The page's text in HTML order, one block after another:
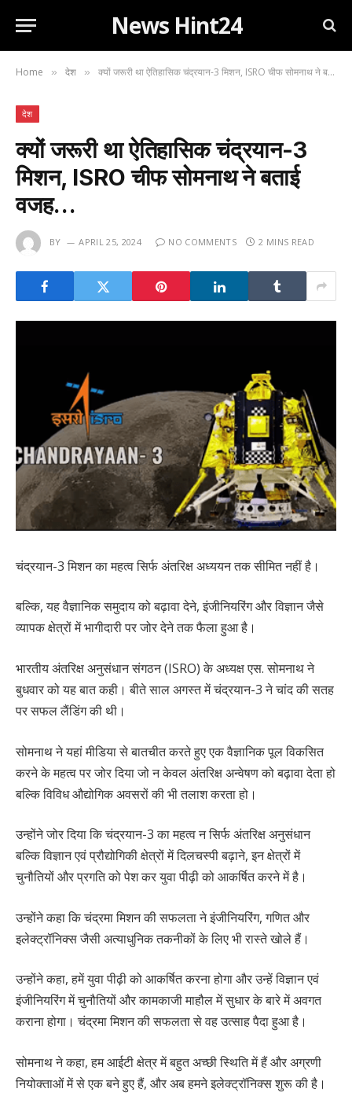
News Hint24
Home » देश » क्यों जरूरी था ऐतिहासिक चंद्रयान-3 मिशन, ISRO चीफ सोमनाथ ने बताई वजह…
देश
क्यों जरूरी था ऐतिहासिक चंद्रयान-3
मिशन, ISRO चीफ सोमनाथ ने बताई
वजह…
BY APRIL 25, 2024 NO COMMENTS 2 MINS READ
चंद्रयान-3 मिशन का महत्व सिर्फ अंतरिक्ष अध्ययन तक सीमित नहीं है।
बल्कि, यह वैज्ञानिक समुदाय को बढ़ावा देने, इंजीनियरिंग और विज्ञान जैसे
व्यापक क्षेत्रों में भागीदारी पर जोर देने तक फैला हुआ है।
भारतीय अंतरिक्ष अनुसंधान संगठन (ISRO) के अध्यक्ष एस. सोमनाथ ने
बुधवार को यह बात कही। बीते साल अगस्त में चंद्रयान-3 ने चांद की सतह
पर सफल लैंडिंग की थी।
सोमनाथ ने यहां मीडिया से बातचीत करते हुए एक वैज्ञानिक पूल विकसित
करने के महत्व पर जोर दिया जो न केवल अंतरिक्ष अन्वेषण को बढ़ावा देता हो
बल्कि विविध औद्योगिक अवसरों की भी तलाश करता हो।
उन्होंने जोर दिया कि चंद्रयान-3 का महत्व न सिर्फ अंतरिक्ष अनुसंधान
बल्कि विज्ञान एवं प्रौद्योगिकी क्षेत्रों में दिलचस्पी बढ़ाने, इन क्षेत्रों में
चुनौतियों और प्रगति को पेश कर युवा पीढ़ी को आकर्षित करने में है।
उन्होंने कहा कि चंद्रमा मिशन की सफलता ने इंजीनियरिंग, गणित और
इलेक्ट्रॉनिक्स जैसी अत्याधुनिक तकनीकों के लिए भी रास्ते खोले हैं।
उन्होंने कहा, हमें युवा पीढ़ी को आकर्षित करना होगा और उन्हें विज्ञान एवं
इंजीनियरिंग में चुनौतियों और कामकाजी माहौल में सुधार के बारे में अवगत
कराना होगा। चंद्रमा मिशन की सफलता से वह उत्साह पैदा हुआ है।
सोमनाथ ने कहा, हम आईटी क्षेत्र में बहुत अच्छी स्थिति में हैं और अग्रणी
नियोक्ताओं में से एक बने हुए हैं, और अब हमने इलेक्ट्रॉनिक्स शुरू की है।